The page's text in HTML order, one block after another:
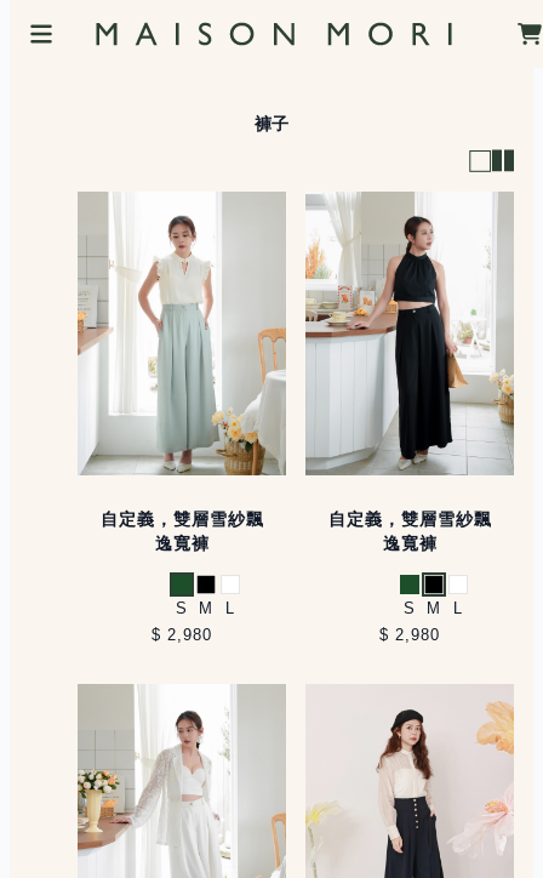
褲子
自定義，雙層雪紗飄
逸寬褲
綠 黑 白
S M
L
$ 2,980
自定義，雙層雪紗飄
逸寬褲
綠 黑 白
S M
L
$ 2,980